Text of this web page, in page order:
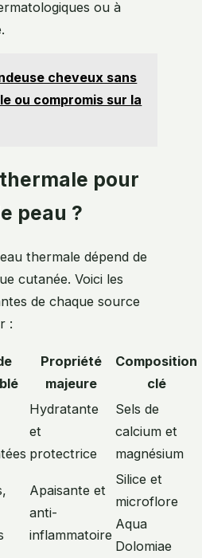
ou à
cheveux sans
ou compromis sur la
pour
peau ?
thermale dépend de
cutanée. Voici les
de chaque source
:
Propriété
majeure
Composition
clé
Hydratante
et
protectrice
Sels de
calcium et
magnésium
Apaisante et
anti-
inflammatoire
Silice et
microflore
Aqua
Dolomiae